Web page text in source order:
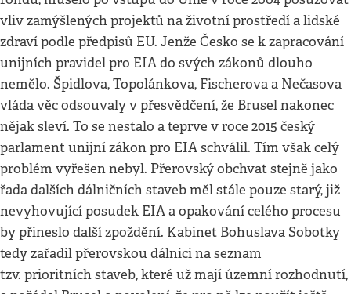
vliv zamýšlených projektů na životní prostředí a lidské
zdraví podle předpisů EU. Jenže Česko se k zapracování
unijních pravidel pro EIA do svých zákonů dlouho
nemělo. Špidlova, Topolánkova, Fischerova a Nečasova
vláda věc odsouvaly v přesvědčení, že Brusel nakonec
nějak sleví. To se nestalo a teprve v roce 2015 český
parlament unijní zákon pro EIA schválil. Tím však celý
problém vyřešen nebyl. Přerovský obchvat stejně jako
řada dalších dálničních staveb měl stále pouze starý, již
nevyhovující posudek EIA a opakování celého procesu
by přineslo další zpoždění. Kabinet Bohuslava Sobotky
tedy zařadil přerovskou dálnici na seznam
tzv. prioritních staveb, které už mají územní rozhodnutí,